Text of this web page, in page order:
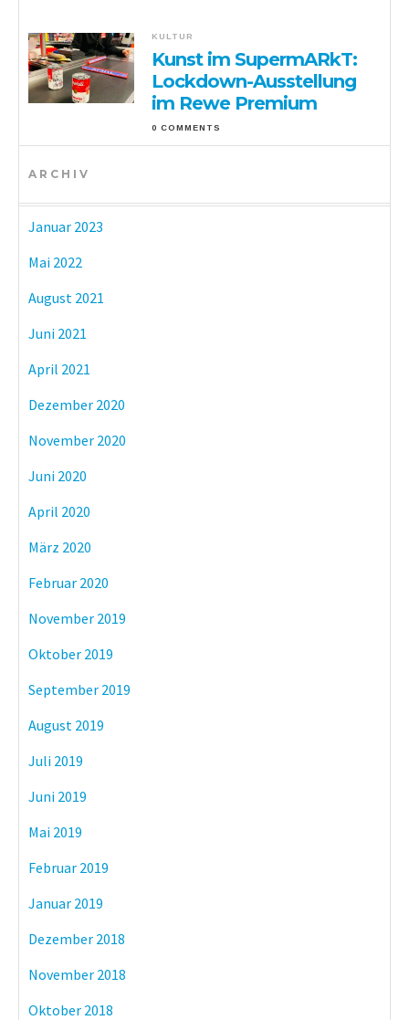
KULTUR
Kunst im SupermARkT:
Lockdown-Ausstellung
im Rewe Premium
0 COMMENTS
ARCHIV
Januar 2023
Mai 2022
August 2021
Juni 2021
April 2021
Dezember 2020
November 2020
Juni 2020
April 2020
März 2020
Februar 2020
November 2019
Oktober 2019
September 2019
August 2019
Juli 2019
Juni 2019
Mai 2019
Februar 2019
Januar 2019
Dezember 2018
November 2018
Oktober 2018